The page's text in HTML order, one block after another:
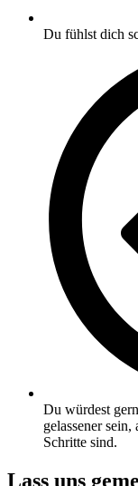
Du fühlst dich
Du würdest
gelassener
Schritte sind.
Lass uns